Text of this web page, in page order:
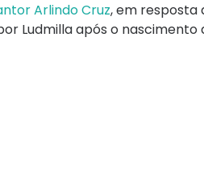
Arlindo Cruz, em resposta
Ludmilla após o nascimento